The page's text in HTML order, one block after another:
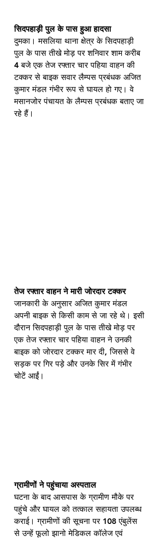
सिदपहाड़ी पुल के पास हुआ हादसा
दुमका। मसलिया थाना क्षेत्र के सिदपहाड़ी
पुल के पास तीखे मोड़ पर शनिवार शाम करीब
4 बजे एक तेज रफ्तार चार पहिया वाहन की
टक्कर से बाइक सवार लैम्पस प्रबंधक अजित
कुमार मंडल गंभीर रूप से घायल हो गए। वे
मसानजोर पंचायत के लैम्पस प्रबंधक बताए जा
रहे हैं।
तेज रफ्तार वाहन ने मारी जोरदार टक्कर
जानकारी के अनुसार अजित कुमार मंडल
अपनी बाइक से किसी काम से जा रहे थे। इसी
दौरान सिदपहाड़ी पुल के पास तीखे मोड़ पर
एक तेज रफ्तार चार पहिया वाहन ने उनकी
बाइक को जोरदार टक्कर मार दी, जिससे वे
सड़क पर गिर पड़े और उनके सिर में गंभीर
चोटें आईं।
ग्रामीणों ने पहुंचाया अस्पताल
घटना के बाद आसपास के ग्रामीण मौके पर
पहुंचे और घायल को तत्काल सहायता उपलब्ध
कराई। ग्रामीणों की सूचना पर 108 एंबुलेंस
से उन्हें फूलो झानो मेडिकल कॉलेज एवं